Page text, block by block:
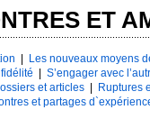
ET
Les nouveaux moyens
S’engager avec
et articles
Ruptures
et partages